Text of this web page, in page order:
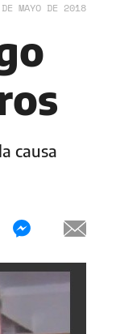
MAYO DE 2018
causa